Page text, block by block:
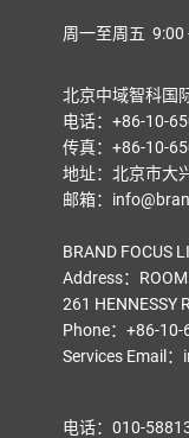
周一至周五 9:00
北京中域智科国
电话：+86-10-
传真：+86-10-
地址：北京市大
邮箱：
BRAND FOCUS
Address：
261 HENNESSY
Phone：+86-
Services Email ：
电话：010-